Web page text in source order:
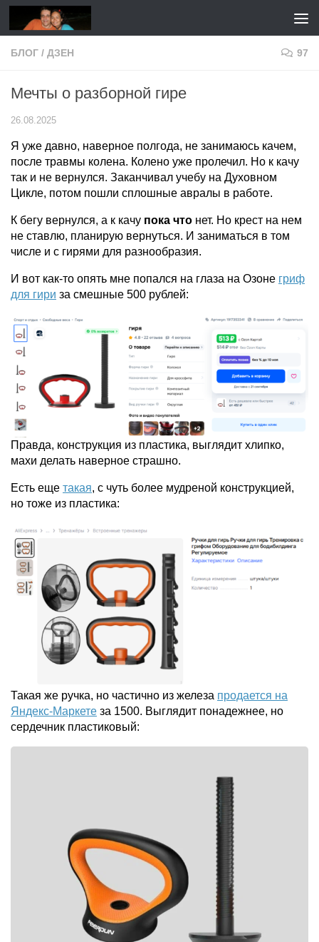
Перейти к содержимому
БЛОГ / ДЗЕН 97
Мечты о разборной гире
26.08.2025
Я уже давно, наверное полгода, не занимаюсь качем,
после травмы колена. Колено уже пролечил. Но к качу
так и не вернулся. Заканчивал учебу на Духовном
Цикле, потом пошли сплошные авралы в работе.
К бегу вернулся, а к качу пока что нет. Но крест на нем
не ставлю, планирую вернуться. И заниматься в том
числе и с гирями для разнообразия.
И вот как-то опять мне попался на глаза на Озоне гриф
для гири за смешные 500 рублей:
Правда, конструкция из пластика, выглядит хлипко,
махи делать наверное страшно.
Есть еще такая, с чуть более мудреной конструкцией,
но тоже из пластика:
Такая же ручка, но частично из железа продается на
Яндекс-Маркете за 1500. Выглядит понадежнее, но
сердечник пластиковый: